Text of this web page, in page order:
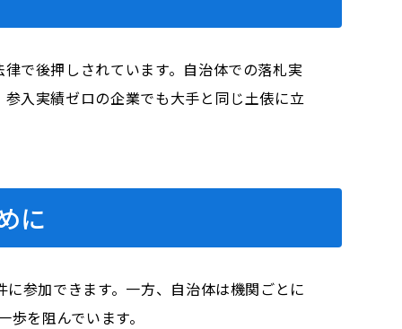
で後押しされています。自治体での落札実
入実績ゼロの企業でも大手と同じ土俵に立
に
参加できます。一方、自治体は機関ごとに
を阻んでいます。